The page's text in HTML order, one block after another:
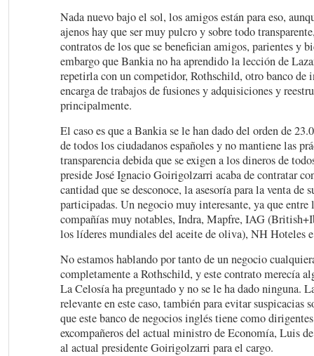
Nada nuevo bajo el sol, los amigos están para eso,
ajenos hay que ser muy pulcro y sobre todo
contratos de los que se benefician amigos, parientes y
embargo que Bankia no ha aprendido la lección de
repetirla con un competidor, Rothschild, otro banco de
encarga de trabajos de fusiones y adquisiciones y
principalmente.
El caso es que a Bankia se le han dado del orden de
de todos los ciudadanos españoles y no mantiene las
transparencia debida que se exigen a los dineros de
preside José Ignacio Goirigolzarri acaba de contratar
cantidad que se desconoce, la asesoría para la venta de
participadas. Un negocio muy interesante, ya que entre
compañías muy notables, Indra, Mapfre, IAG
los líderes mundiales del aceite de oliva), NH Hoteles
No estamos hablando por tanto de un negocio
completamente a Rothschild, y este contrato merecía
La Celosía ha preguntado y no se le ha dado ninguna.
relevante en este caso, también para evitar suspicacias
que este banco de negocios inglés tiene como
excompañeros del actual ministro de Economía, Luis
al actual presidente Goirigolzarri para el cargo.